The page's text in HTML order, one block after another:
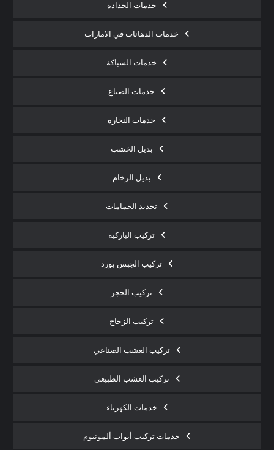
خدمات الحدادة
خدمات الدهانات في الامارات
خدمات السباكة
خدمات الصباغ
خدمات النجارة
بديل الخشب
بديل الرخام
تجديد الحمامات
تركيب الباركيه
تركيب الجبس بورد
تركيب الحجر
تركيب الزجاج
تركيب العشب الصناعي
تركيب العشب الطبيعي
خدمات الكهرباء
خدمات تركيب أبواب ألمونيوم